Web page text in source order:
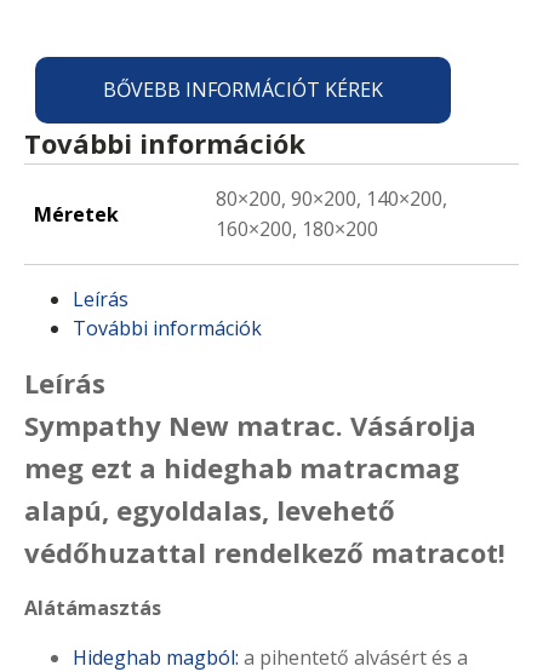
BŐVEBB INFORMÁCIÓT KÉREK
További információk
Méretek
80×200, 90×200, 140×200,
160×200, 180×200
Leírás
További információk
Leírás
Sympathy New matrac. Vásárolja
meg ezt a hideghab matracmag
alapú, egyoldalas, levehető
védőhuzattal rendelkező matracot!
Alátámasztás
Hideghab magból: a pihentető alvásért és a